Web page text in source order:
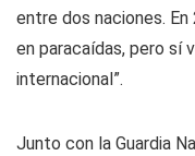
entre dos naciones.
en paracaídas, pero sí
internacional”.
Junto con la Guardia